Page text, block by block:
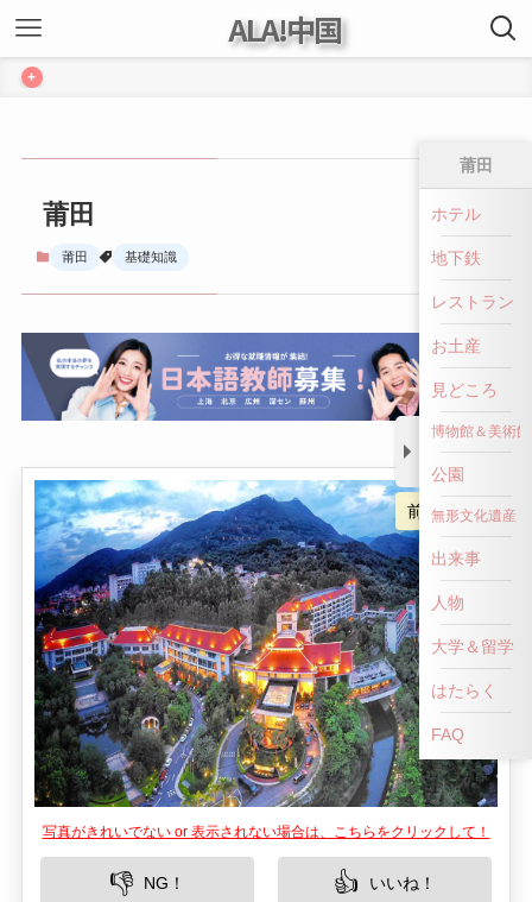
ALA!中国
+
莆田
莆田 基礎知識
前へ戻る
写真がきれいでない or 表示されない場合は、こちらをクリックして！
👎 NG！ 👍 いいね！
莆田
ホテル
地下鉄
レストラン
お土産
見どころ
博物館＆美術館
公園
無形文化遺産
出来事
人物
大学＆留学
はたらく
FAQ